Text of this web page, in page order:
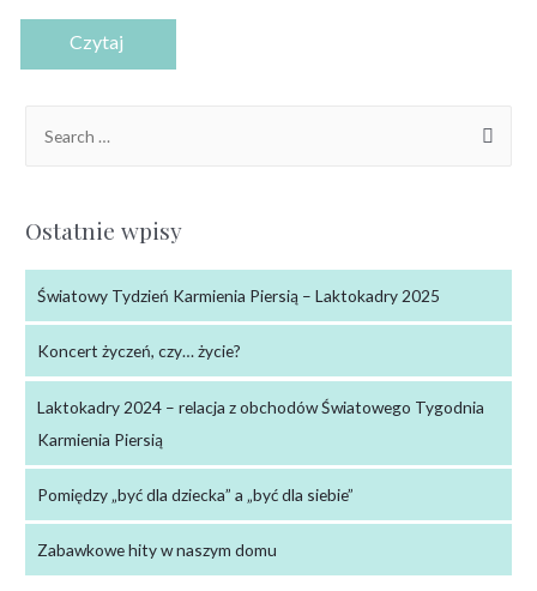
Ostatnie wpisy
Światowy Tydzień Karmienia Piersią – Laktokadry 2025
Koncert życzeń, czy… życie?
Laktokadry 2024 – relacja z obchodów Światowego Tygodnia
Karmienia Piersią
Pomiędzy „być dla dziecka” a „być dla siebie”
Zabawkowe hity w naszym domu